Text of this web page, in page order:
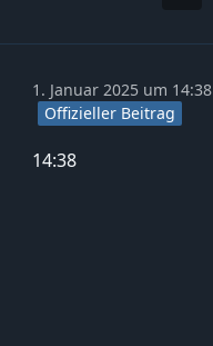
1. Januar 2025 um 14:38
Offizieller Beitrag
14:38